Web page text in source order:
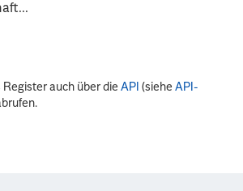
Register auch über dieAPI (sieheAPI-